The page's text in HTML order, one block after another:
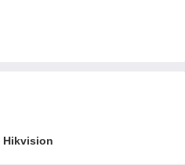
Hikvision